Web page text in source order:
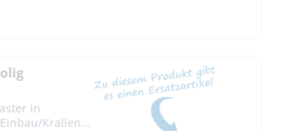
in
Krallen...